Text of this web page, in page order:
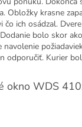
Obložky krasne
čo ich osádzal.
bolo skor
navolenie
odporučiť. Kurier
okno WDS
produktu je 5 z 5